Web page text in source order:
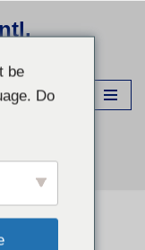
&
be
Do